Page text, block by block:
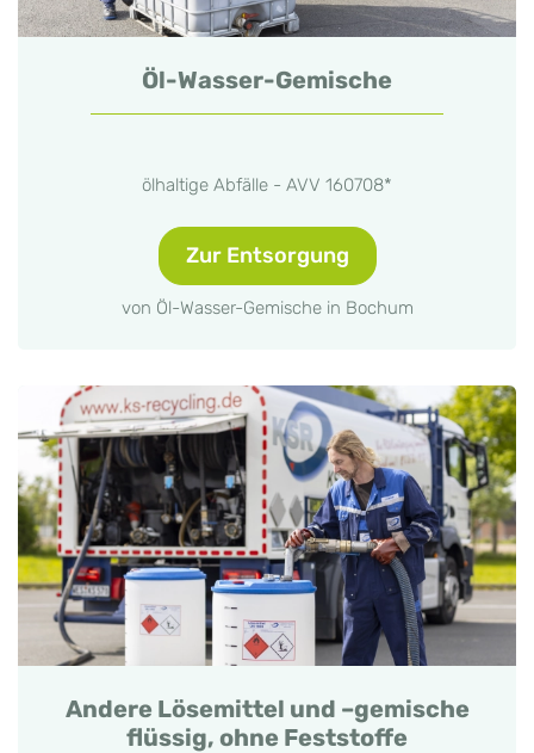
Öl-Wasser-Gemische
ölhaltige Abfälle - AVV 160708*
Zur Entsorgung
von Öl-Wasser-Gemische in Bochum
Andere Lösemittel und –gemische
flüssig, ohne Feststoffe